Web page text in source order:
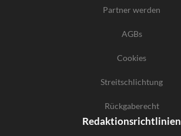
Partner werden
AGBs
Cookies
Streitschlichtung
Rückgaberecht
Redaktionsrichtlinien